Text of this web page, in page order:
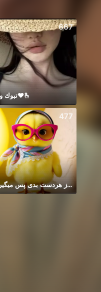
667
تبوك ورد❤️🫰
477
از هردست بدی پس میگیری😶‍🌫️